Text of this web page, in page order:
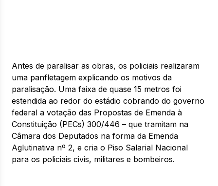
Antes de paralisar as obras, os policiais realizaram
uma panfletagem explicando os motivos da
paralisação. Uma faixa de quase 15 metros foi
estendida ao redor do estádio cobrando do governo
federal a votação das Propostas de Emenda à
Constituição (PECs) 300/446 – que tramitam na
Câmara dos Deputados na forma da Emenda
Aglutinativa nº 2, e cria o Piso Salarial Nacional
para os policiais civis, militares e bombeiros.